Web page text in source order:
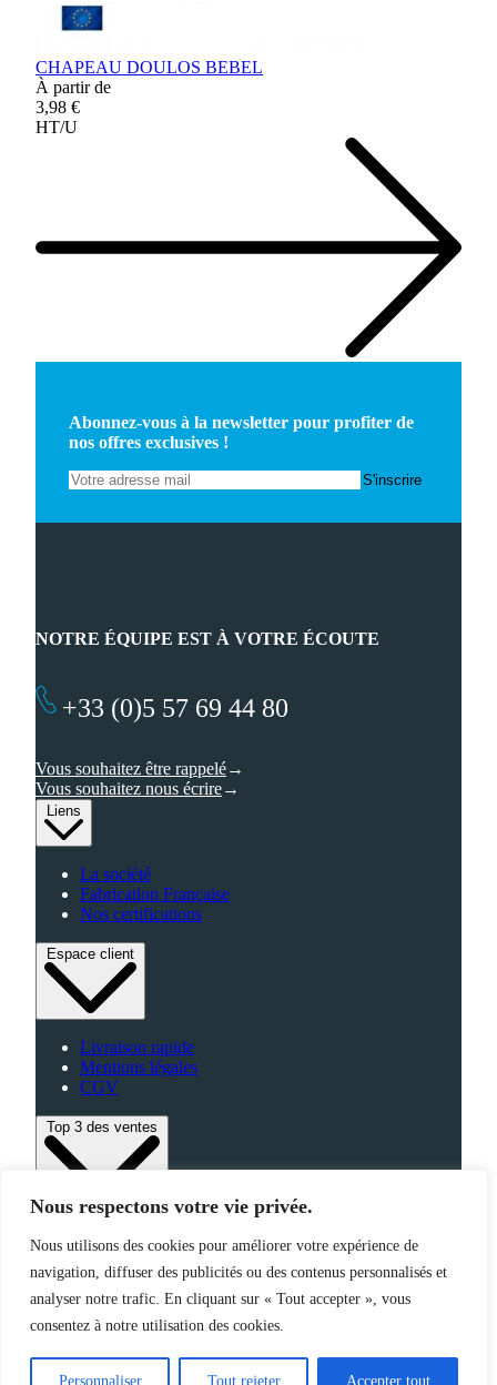
Nous respectons votre vie privée.
Nous utilisons des cookies pour améliorer votre expérience de
navigation, diffuser des publicités ou des contenus personnalisés et
analyser notre trafic. En cliquant sur « Tout accepter », vous
consentez à notre utilisation des cookies.
Personnaliser Tout rejeter Accepter tout
CHAPEAU DOULOS BEBEL
À partir de
3,98 €
HT/U
Abonnez-vous à la newsletter pour profiter de
nos offres exclusives !
Liens
La société
Fabrication Française
Nos certifications
Espace client
Livraison rapide
Mentions légales
CGV
Top 3 des ventes
High-Tech
Fabriqué en France
NOTRE ÉQUIPE EST À VOTRE ÉCOUTE
+33 (0)5 57 69 44 80
Vous souhaitez être rappelé
Vous souhaitez nous écrire
©2025 Jemapub – Tous droits réservés